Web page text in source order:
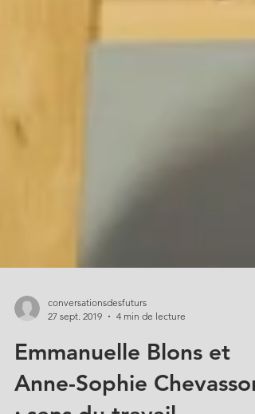
conversationsdesfuturs
27 sept. 2019
4 min de lecture